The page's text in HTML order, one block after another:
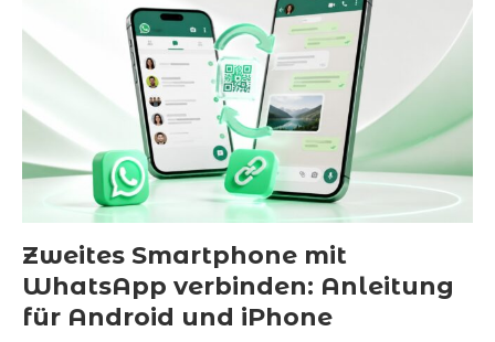
Zweites Smartphone mit
WhatsApp verbinden: Anleitung
für Android und iPhone